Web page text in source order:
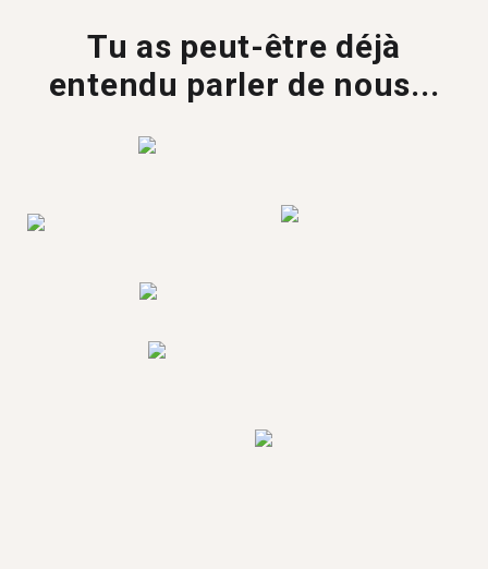
Tu as peut-être déjà
entendu parler de nous...